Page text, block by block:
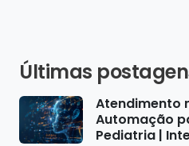
Últimas
Atendimento
Automação
Pediatria |